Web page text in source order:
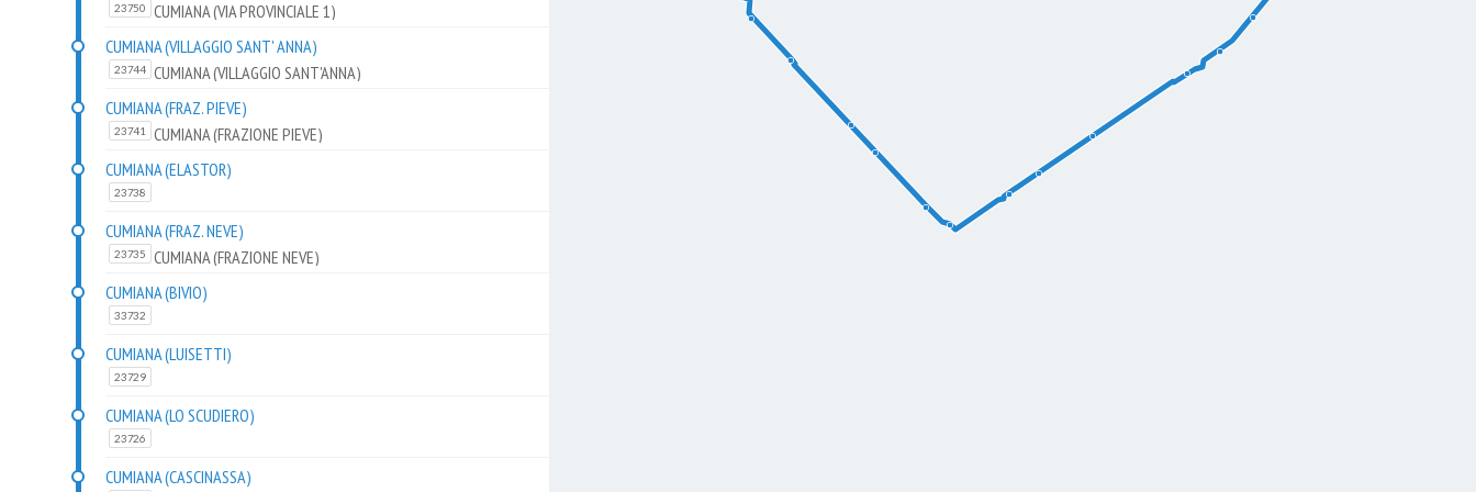
23750
CUMIANA (VIA PROVINCIALE 1)
CUMIANA (VILLAGGIO SANT' ANNA)
23744
CUMIANA (VILLAGGIO SANT'ANNA)
CUMIANA (FRAZ. PIEVE)
23741
CUMIANA (FRAZIONE PIEVE)
CUMIANA (ELASTOR)
23738
CUMIANA (FRAZ. NEVE)
23735
CUMIANA (FRAZIONE NEVE)
CUMIANA (BIVIO)
33732
CUMIANA (LUISETTI)
23729
CUMIANA (LO SCUDIERO)
23726
CUMIANA (CASCINASSA)